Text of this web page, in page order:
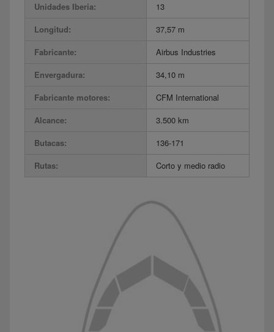
Unidades Iberia:
13
Longitud:
37,57 m
Fabricante:
Airbus Industries
Envergadura:
34,10 m
Fabricante motores:
CFM International
Alcance:
3.500 km
Butacas:
136-171
Rutas:
Corto y medio radio